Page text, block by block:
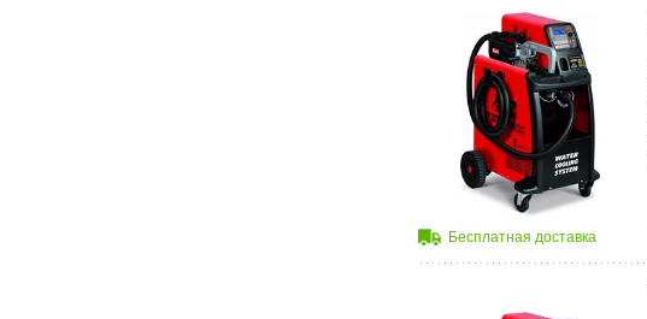
Бесплатная доставка